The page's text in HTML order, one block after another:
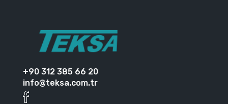
+90 312 385 66 20
info@teksa.com.tr